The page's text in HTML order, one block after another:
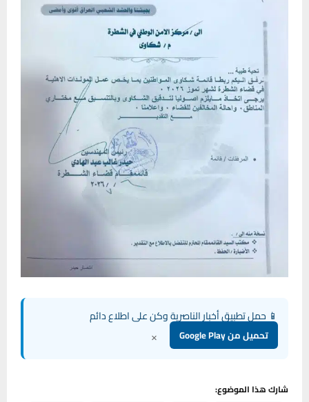
📱 حمل تطبيق أخبار الناصرية وكن على اطلاع دائم
تحميل من Google Play ×
شارك هذا الموضوع: